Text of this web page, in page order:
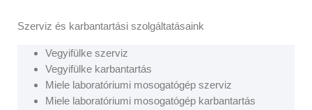
Szerviz és karbantartási szolgáltatásaink
Vegyifülke szerviz
Vegyifülke karbantartás
Miele laboratóriumi mosogatógép szerviz
Miele laboratóriumi mosogatógép karbantartás